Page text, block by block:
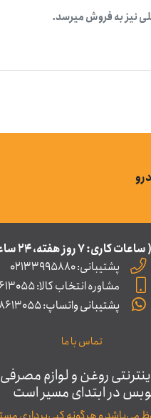
نیز به فروش میرسد.
( ساعات کاری: ۷ روز ﻫﻔﺘﻪ، ۲۴ ﺳﺎﻋﺘﻪ )
پشتیبانی: 02133995880
مشاوره انتخاب کالا: 09938613055
پشتیبانی واتساپ: 09938613055
تماس با ما
روغن و لوازم مصرفی
در ابتدای مسیر است